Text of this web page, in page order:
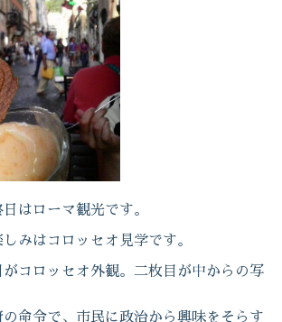
はローマ観光です。
みはコロッセオ見学です。
がコロッセオ外観。二枚目が中からの写
命令で、市民に政治から興味をそらす